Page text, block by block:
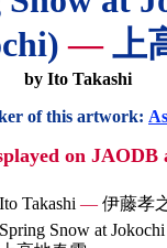
—上
by Ito Takashi
of this artwork:
on JAODB
Ito Takashi — 伊藤孝
Spring Snow at